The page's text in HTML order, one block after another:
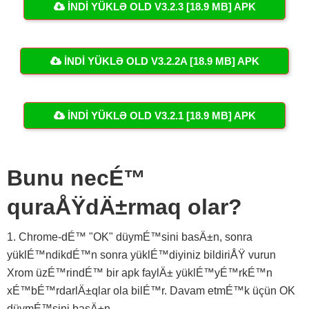
İNDI YÜKLƏ OLD V3.2.3 [18.9 MB] APK
İNDI YÜKLƏ OLD V3.2.2A [18.9 MB] APK
İNDI YÜKLƏ OLD V3.2.1 [18.9 MB] APK
Bunu necÉ™
quraÅŸdÄ±rmaq olar?
1. Chrome-dÉ™ "OK" düymÉ™sini basÄ±n, sonra
yüklÉ™ndikdÉ™n sonra yüklÉ™diyiniz bildiriÅŸ vurun
Xrom üzÉ™rindÉ™ bir apk faylÄ± yüklÉ™yÉ™rkÉ™n
xÉ™bÉ™rdarlÄ±qlar ola bilÉ™r. Davam etmÉ™k üçün OK